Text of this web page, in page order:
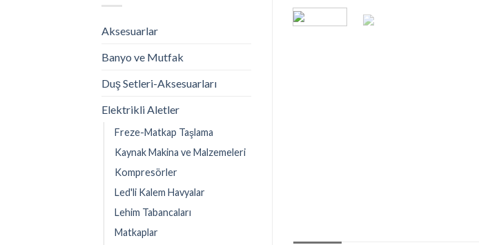
Aksesuarlar
Banyo ve Mutfak
Duş Setleri-Aksesuarları
Elektrikli Aletler
Freze-Matkap Taşlama
Kaynak Makina ve Malzemeleri
Kompresörler
Led'li Kalem Havyalar
Lehim Tabancaları
Matkaplar